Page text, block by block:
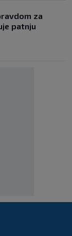
za
patnju